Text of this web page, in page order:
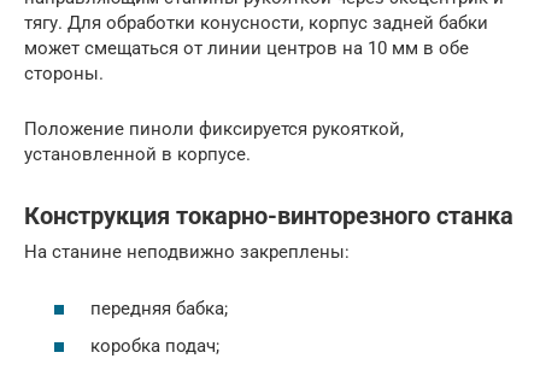
тягу. Для обработки конусности, корпус задней бабки
может смещаться от линии центров на 10 мм в обе
стороны.
Положение пиноли фиксируется рукояткой,
установленной в корпусе.
Конструкция токарно-винторезного станка
На станине неподвижно закреплены:
передняя бабка;
коробка подач;